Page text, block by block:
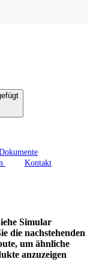
Kontakt
Simular
die nachstehenden
um ähnliche
anzuzeigen